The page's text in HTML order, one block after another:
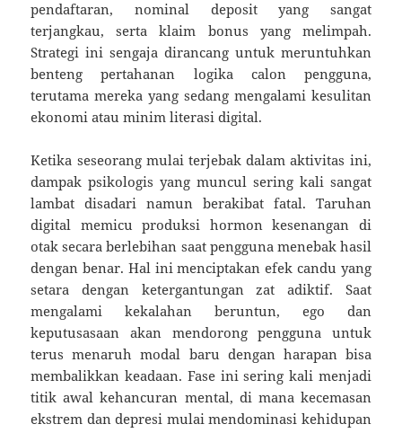
pendaftaran, nominal deposit yang sangat
terjangkau, serta klaim bonus yang melimpah.
Strategi ini sengaja dirancang untuk meruntuhkan
benteng pertahanan logika calon pengguna,
terutama mereka yang sedang mengalami kesulitan
ekonomi atau minim literasi digital.
Ketika seseorang mulai terjebak dalam aktivitas ini,
dampak psikologis yang muncul sering kali sangat
lambat disadari namun berakibat fatal. Taruhan
digital memicu produksi hormon kesenangan di
otak secara berlebihan saat pengguna menebak hasil
dengan benar. Hal ini menciptakan efek candu yang
setara dengan ketergantungan zat adiktif. Saat
mengalami kekalahan beruntun, ego dan
keputusasaan akan mendorong pengguna untuk
terus menaruh modal baru dengan harapan bisa
membalikkan keadaan. Fase ini sering kali menjadi
titik awal kehancuran mental, di mana kecemasan
ekstrem dan depresi mulai mendominasi kehidupan